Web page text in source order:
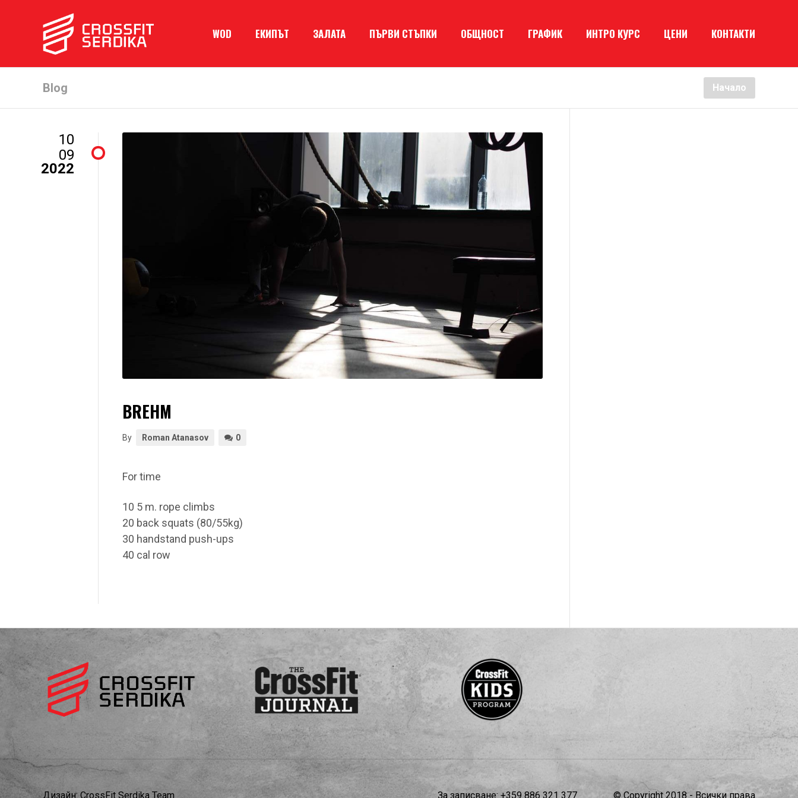
WOD ЕКИПЪТ ЗАЛАТА ПЪРВИ СТЪПКИ ОБЩНОСТ ГРАФИК ИНТРО КУРС ЦЕНИ КОНТАКТИ
Blog Начало
10
09
2022
BREHM
By Roman Atanasov 0
For time
10 5 m. rope climbs
20 back squats (80/55kg)
30 handstand push-ups
40 cal row
Дизайн: CrossFit Serdika Team За записване:+359 886 321 377 © Copyright 2018 - Всички права